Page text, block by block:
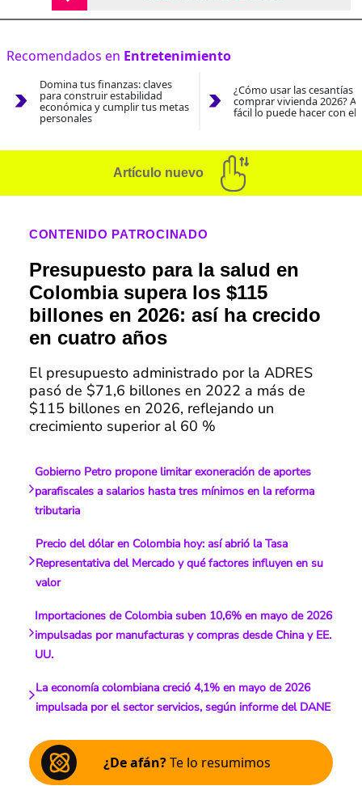
Recomendados en Entretenimiento
Domina tus finanzas: claves
para construir estabilidad
económica y cumplir tus metas
personales
¿Cómo usar las cesantías
comprar vivienda 2026?
fácil lo puede hacer con el
Artículo nuevo
CONTENIDO PATROCINADO
Presupuesto para la salud en
Colombia supera los $115
billones en 2026: así ha crecido
en cuatro años
El presupuesto administrado por la ADRES
pasó de $71,6 billones en 2022 a más de
$115 billones en 2026, reflejando un
crecimiento superior al 60 %
Gobierno Petro propone limitar exoneración de aportes
parafiscales a salarios hasta tres mínimos en la reforma
tributaria
Precio del dólar en Colombia hoy: así abrió la Tasa
Representativa del Mercado y qué factores influyen en su
valor
Importaciones de Colombia suben 10,6% en mayo de 2026
impulsadas por manufacturas y compras desde China y EE.
UU.
La economía colombiana creció 4,1% en mayo de 2026
impulsada por el sector servicios, según informe del DANE
¿De afán?Te lo resumimos